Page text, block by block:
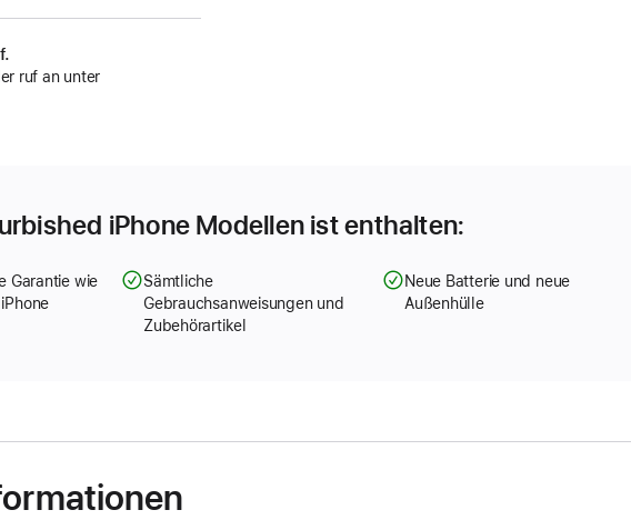
ruf an unter
iPhone Modellen ist enthalten:
Garantie wie
Sämtliche
Gebrauchsanweisungen und
Zubehörartikel
Neue Batterie und neue
Außenhülle